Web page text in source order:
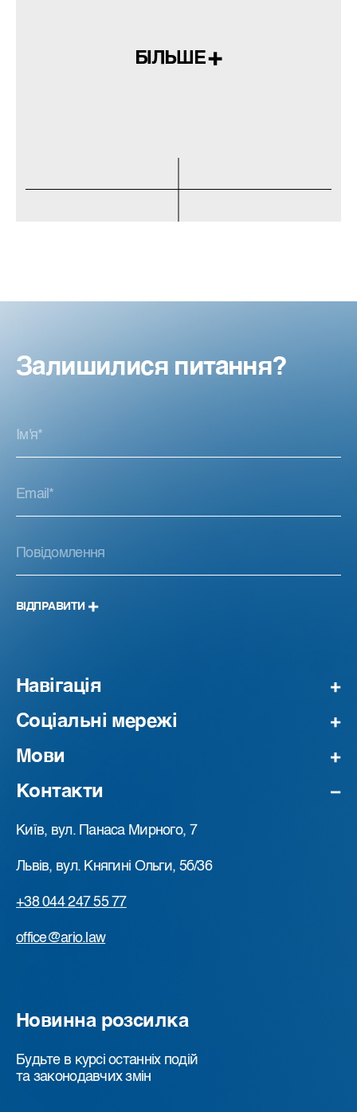
БІЛЬШЕ
Залишилися питання?
ВІДПРАВИТИ
Навігація
Соціальні мережі
Мови
Контакти
Київ, вул. Панаса Мирного, 7
Львів, вул. Княгині Ольги, 5б/36
+38 044 247 55 77
office@ario.law
Новинна розсилка
Будьте в курсі останніх подій
та законодавчих змін